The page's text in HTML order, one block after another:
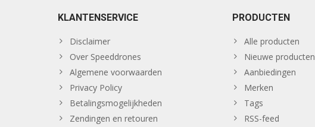
KLANTENSERVICE
Disclaimer
Over Speeddrones
Algemene voorwaarden
Privacy Policy
Betalingsmogelijkheden
Zendingen en retouren
PRODUCTEN
Alle producten
Nieuwe producten
Aanbiedingen
Merken
Tags
RSS-feed